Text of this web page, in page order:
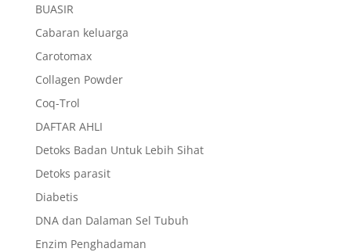
BUASIR
Cabaran keluarga
Carotomax
Collagen Powder
Coq-Trol
DAFTAR AHLI
Detoks Badan Untuk Lebih Sihat
Detoks parasit
Diabetis
DNA dan Dalaman Sel Tubuh
Enzim Penghadaman